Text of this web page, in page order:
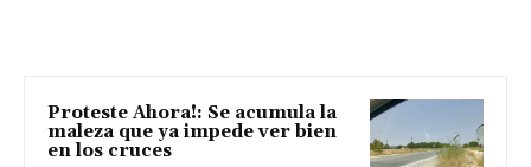
Proteste Ahora!: Se acumula la
maleza que ya impede ver bien
en los cruces